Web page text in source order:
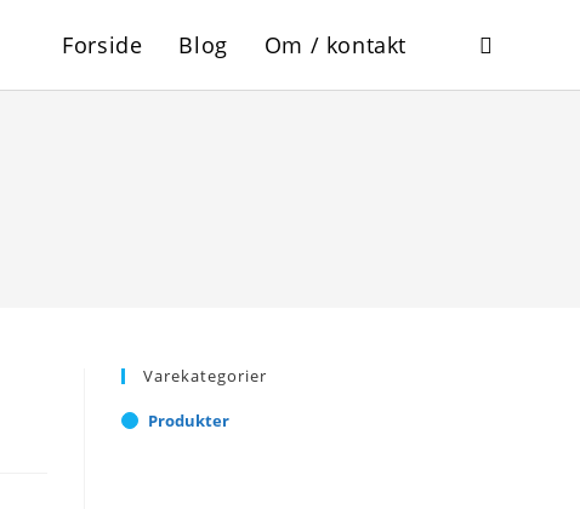
Forside Blog Om / kontakt Toggle
Varekategorier
Produkter